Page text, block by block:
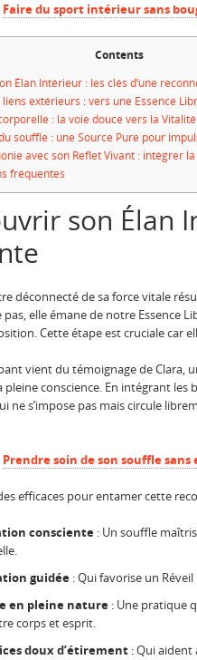
Faire du sport intérieur sans
Contents
Élan Intérieur : les clés d’une
extérieurs : vers une Essence
: la voie douce vers la
souffle : une Source Pure pour
avec son Reflet Vivant : intégrer
fréquentes
son Élan
déconnecté de sa force vitale
pas, elle émane de notre Essence
Cette étape est cruciale car
vient du témoignage de Clara,
pleine conscience. En intégrant
ne s’impose pas mais circule
Prendre soin de son souffle
efficaces pour entamer cette
consciente : Un souffle
guidée : Qui favorise un
en pleine nature : Une pratique
corps et esprit.
doux d’étirement : Qui